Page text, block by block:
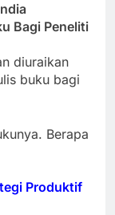
Bagi Peneliti
diuraikan
buku bagi
Berapa
Produktif